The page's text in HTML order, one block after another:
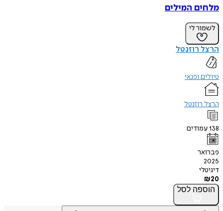
מלחים המילים
לשמור לי
הרצל רוזנטל
טיולים ופנאי
הרצל רוזנטל
138עמודים
פברואר
2025
דיגיטלי
₪20
הוספה לסל